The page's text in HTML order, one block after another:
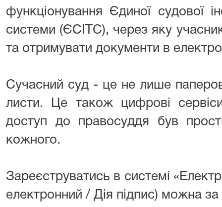
функціонування Єдиної судової
системи (ЄСІТС), через яку
та отримувати документи в
Сучасний суд - це не лише
листи. Це також цифрові
доступ до правосуддя був
кожного.
Зареєструватись в системі
електронний / Дія підпис) можна за